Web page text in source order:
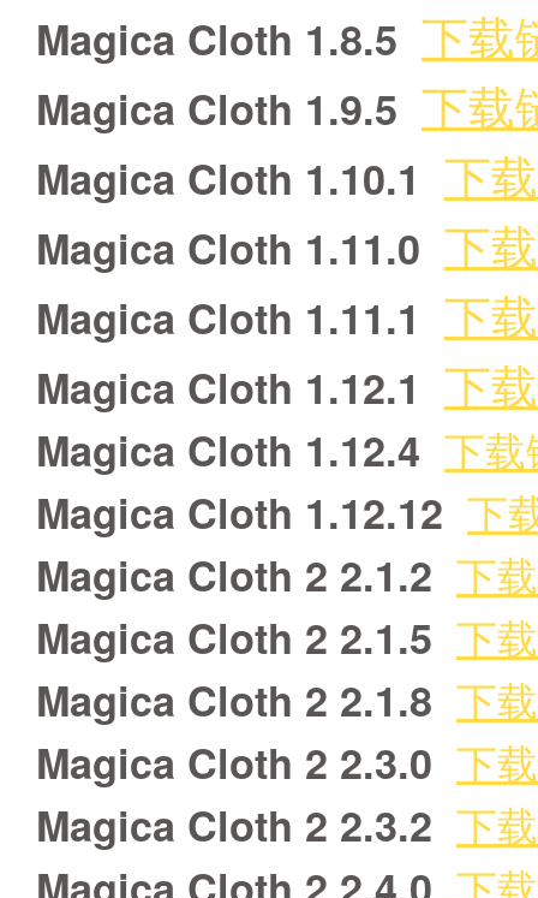
Magica Cloth 1.8.5 下载
Magica Cloth 1.9.5 下载
Magica Cloth 1.10.1 下
Magica Cloth 1.11.0 下
Magica Cloth 1.11.1 下
Magica Cloth 1.12.1 下
Magica Cloth 1.12.4 下
Magica Cloth 1.12.12 下
Magica Cloth 2 2.1.2 下
Magica Cloth 2 2.1.5 下
Magica Cloth 2 2.1.8 下
Magica Cloth 2 2.3.0 下
Magica Cloth 2 2.3.2 下